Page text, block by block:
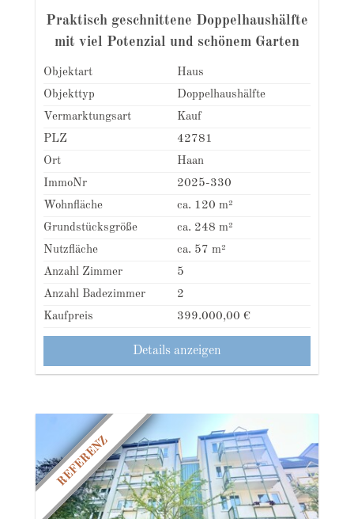
Praktisch geschnittene Doppelhaushälfte
mit viel Potenzial und schönem Garten
Objektart
Haus
Objekttyp
Doppelhaushälfte
Vermarktungsart
Kauf
PLZ
42781
Ort
Haan
ImmoNr
2025-330
Wohnfläche
ca. 120 m²
Grundstücksgröße
ca. 248 m²
Nutzfläche
ca. 57 m²
Anzahl Zimmer
5
Anzahl Badezimmer
2
Kaufpreis
399.000,00 €
Details anzeigen
REFERENZ